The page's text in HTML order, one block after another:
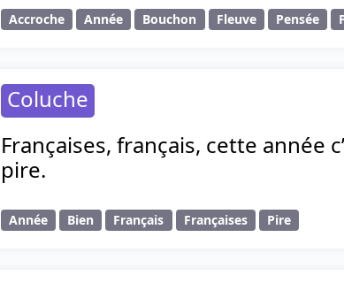
Accroche Année Bouchon Fleuve Pensée
Coluche
Françaises, français, cette année
pire.
Année Bien Français Françaises Pire